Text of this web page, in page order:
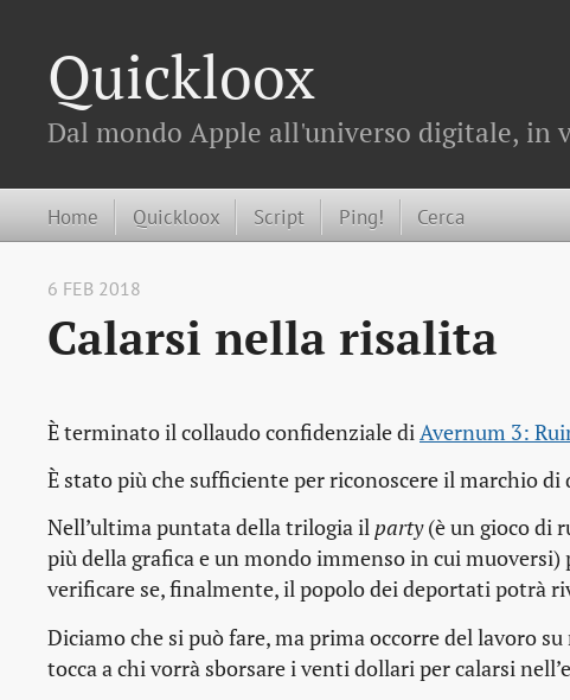
Quickloox
Dal mondo Apple all'universo digitale, in
Home Quickloox Script Ping! Cerca
6 FEB 2018
Calarsi nella risalita
È terminato il collaudo confidenziale diAvernum 3:
È stato più che sufficiente per riconoscere il marchio
Nell’ultima puntata della trilogia il party(è un gioco di
più della grafica e un mondo immenso in cui
verificare se, finalmente, il popolo dei deportati potrà
Diciamo che si può fare, ma prima occorre del lavoro
tocca a chi vorrà sborsare i venti dollari per calarsi